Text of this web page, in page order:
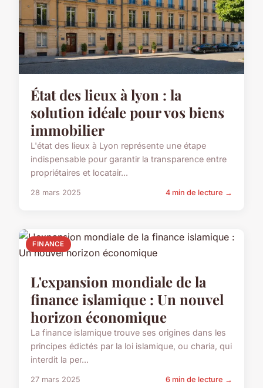
État des lieux à lyon : la
solution idéale pour vos biens
immobilier
L'état des lieux à Lyon représente une étape
indispensable pour garantir la transparence entre
propriétaires et locatair...
28 mars 2025 4 min de lecture →
FINANCE
L'expansion mondiale de la
finance islamique : Un nouvel
horizon économique
La finance islamique trouve ses origines dans les
principes édictés par la loi islamique, ou charia, qui
interdit la per...
27 mars 2025 6 min de lecture →